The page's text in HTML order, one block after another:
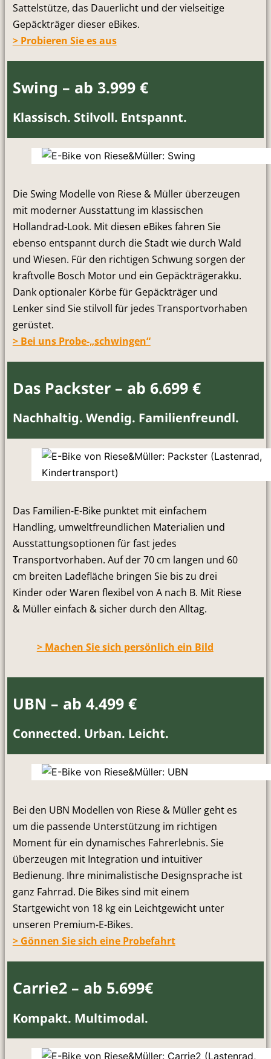
Sattelstütze, das Dauerlicht und der vielseitige
Gepäckträger dieser eBikes.
> Probieren Sie es aus
Swing – ab 3.999 €
Klassisch. Stilvoll. Entspannt.
Die Swing Modelle von Riese & Müller überzeugen
mit moderner Ausstattung im klassischen
Hollandrad-Look. Mit diesen eBikes fahren Sie
ebenso entspannt durch die Stadt wie durch Wald
und Wiesen. Für den richtigen Schwung sorgen der
kraftvolle Bosch Motor und ein Gepäckträgerakku.
Dank optionaler Körbe für Gepäckträger und
Lenker sind Sie stilvoll für jedes Transportvorhaben
gerüstet.
> Bei uns Probe-„schwingen“
Das Packster – ab 6.699 €
Nachhaltig. Wendig. Familienfreundl.
Das Familien-E-Bike punktet mit einfachem
Handling, umweltfreundlichen Materialien und
Ausstattungsoptionen für fast jedes
Transportvorhaben. Auf der 70 cm langen und 60
cm breiten Ladefläche bringen Sie bis zu drei
Kinder oder Waren flexibel von A nach B. Mit Riese
& Müller einfach & sicher durch den Alltag.
> Machen Sie sich persönlich ein Bild
UBN – ab 4.499 €
Connected. Urban. Leicht.
Bei den UBN Modellen von Riese & Müller geht es
um die passende Unterstützung im richtigen
Moment für ein dynamisches Fahrerlebnis. Sie
überzeugen mit Integration und intuitiver
Bedienung. Ihre minimalistische Designsprache ist
ganz Fahrrad. Die Bikes sind mit einem
Startgewicht von 18 kg ein Leichtgewicht unter
unseren Premium-E-Bikes.
> Gönnen Sie sich eine Probefahrt
Carrie2 – ab 5.699€
Kompakt. Multimodal.